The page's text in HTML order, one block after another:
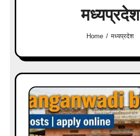
मध्यप्रदेश
Home मध्यप्रदेश